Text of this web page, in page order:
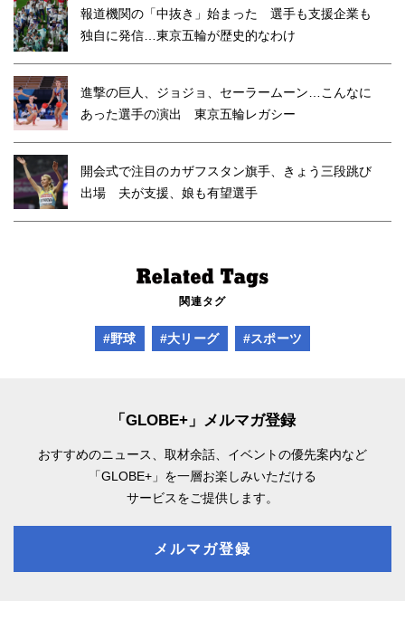
報道機関の「中抜き」始まった 選手も支援企業も
独自に発信…東京五輪が歴史的なわけ
進撃の巨人、ジョジョ、セーラームーン…こんなに
あった選手の演出 東京五輪レガシー
開会式で注目のカザフスタン旗手、きょう三段跳び
出場 夫が支援、娘も有望選手
関連タグ
#野球 #大リーグ #スポーツ
「GLOBE+」メルマガ登録
おすすめのニュース、取材余話、 イベントの優先案内など
「GLOBE+」を一層お楽しみいただける
サービスをご提供します。
メルマガ登録